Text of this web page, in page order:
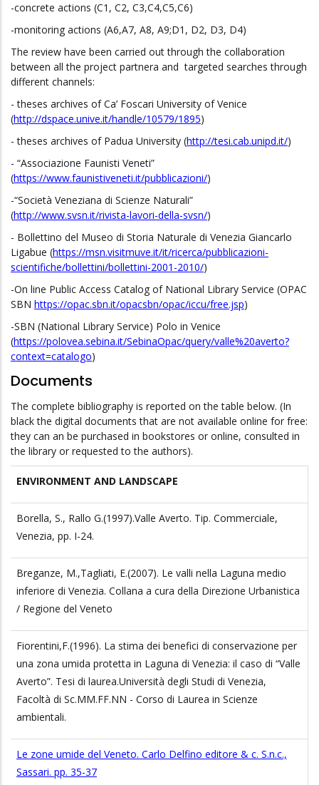
-concrete actions (C1, C2, C3,C4,C5,C6)
-monitoring actions (A6,A7, A8, A9;D1, D2, D3, D4)
The review have been carried out through the collaboration
between all the project partnera and targeted searches through
different channels:
- theses archives of Ca’ Foscari University of Venice
(http://dspace.unive.it/handle/10579/1895)
- theses archives of Padua University (http://tesi.cab.unipd.it/)
- “Associazione Faunisti Veneti”
(https://www.faunistiveneti.it/pubblicazioni/)
-“Società Veneziana di Scienze Naturali”
(http://www.svsn.it/rivista-lavori-della-svsn/)
- Bollettino del Museo di Storia Naturale di Venezia Giancarlo
Ligabue (https://msn.visitmuve.it/it/ricerca/pubblicazioni-
scientifiche/bollettini/bollettini-2001-2010/)
-On line Public Access Catalog of National Library Service (OPAC
SBN https://opac.sbn.it/opacsbn/opac/iccu/free.jsp)
-SBN (National Library Service) Polo in Venice
(https://polovea.sebina.it/SebinaOpac/query/valle%20averto?
context=catalogo)
Documents
The complete bibliography is reported on the table below. (In
black the digital documents that are not available online for free:
they can an be purchased in bookstores or online, consulted in
the library or requested to the authors).
ENVIRONMENT AND LANDSCAPE
Borella, S., Rallo G.(1997).Valle Averto. Tip. Commerciale,
Venezia, pp. I-24.
Breganze, M.,Tagliati, E.(2007). Le valli nella Laguna medio
inferiore di Venezia. Collana a cura della Direzione Urbanistica
/ Regione del Veneto
Fiorentini,F.(1996). La stima dei benefici di conservazione per
una zona umida protetta in Laguna di Venezia: il caso di “Valle
Averto”. Tesi di laurea.Università degli Studi di Venezia,
Facoltà di Sc.MM.FF.NN - Corso di Laurea in Scienze
ambientali.
Le zone umide del Veneto. Carlo Delfino editore & c. S.n.c.,
Sassari. pp. 35-37